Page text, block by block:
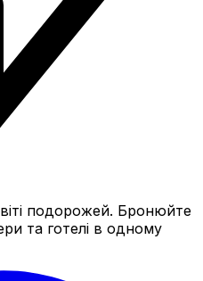
подорожей. Бронюйте
та готелі в одному